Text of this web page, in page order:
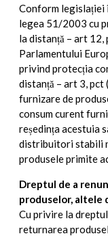
Conform legislației
legea 51/2003 cu
la distanță – art
Parlamentului
privind protecția
distanță – art 3,
furnizare de
consum curent
reședința acestuia
distribuitori stabili
produsele primite
Dreptul de a
produselor, altele
Cu privire la
returnarea